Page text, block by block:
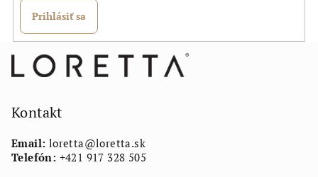
Prihlásiť sa
Kontakt
Email: loretta@loretta.sk
Telefón: +421 917 328 505